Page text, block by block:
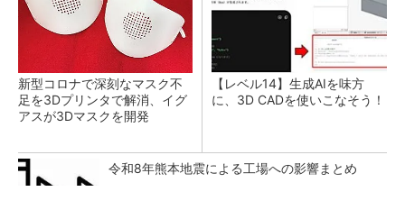
新型コロナで深刻なマスク不
足を3Dプリンタで解消、イグ
アスが3Dマスクを開発
【レベル14】生成AIを味方
に、3D CADを使いこなそう！
令和8年熊本地震による工場への影響まとめ